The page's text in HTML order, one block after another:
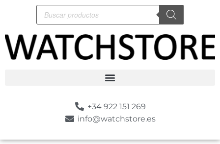
+34 922 151 269
info@watchstore.es